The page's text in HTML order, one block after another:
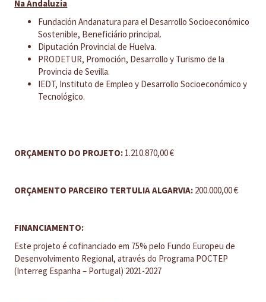
Na Andaluzia
Fundación Andanatura para el Desarrollo Socioeconómico
Sostenible, Beneficiário principal.
Diputación Provincial de Huelva.
PRODETUR, Promoción, Desarrollo y Turismo de la
Provincia de Sevilla.
IEDT, Instituto de Empleo y Desarrollo Socioeconómico y
Tecnológico.
ORÇAMENTO DO PROJETO: 1.210.870,00 €
ORÇAMENTO PARCEIRO TERTULIA ALGARVIA: 200.000,00 €
FINANCIAMENTO:
Este projeto é cofinanciado em 75% pelo Fundo Europeu de
Desenvolvimento Regional, através do Programa POCTEP
(Interreg Espanha – Portugal) 2021-2027